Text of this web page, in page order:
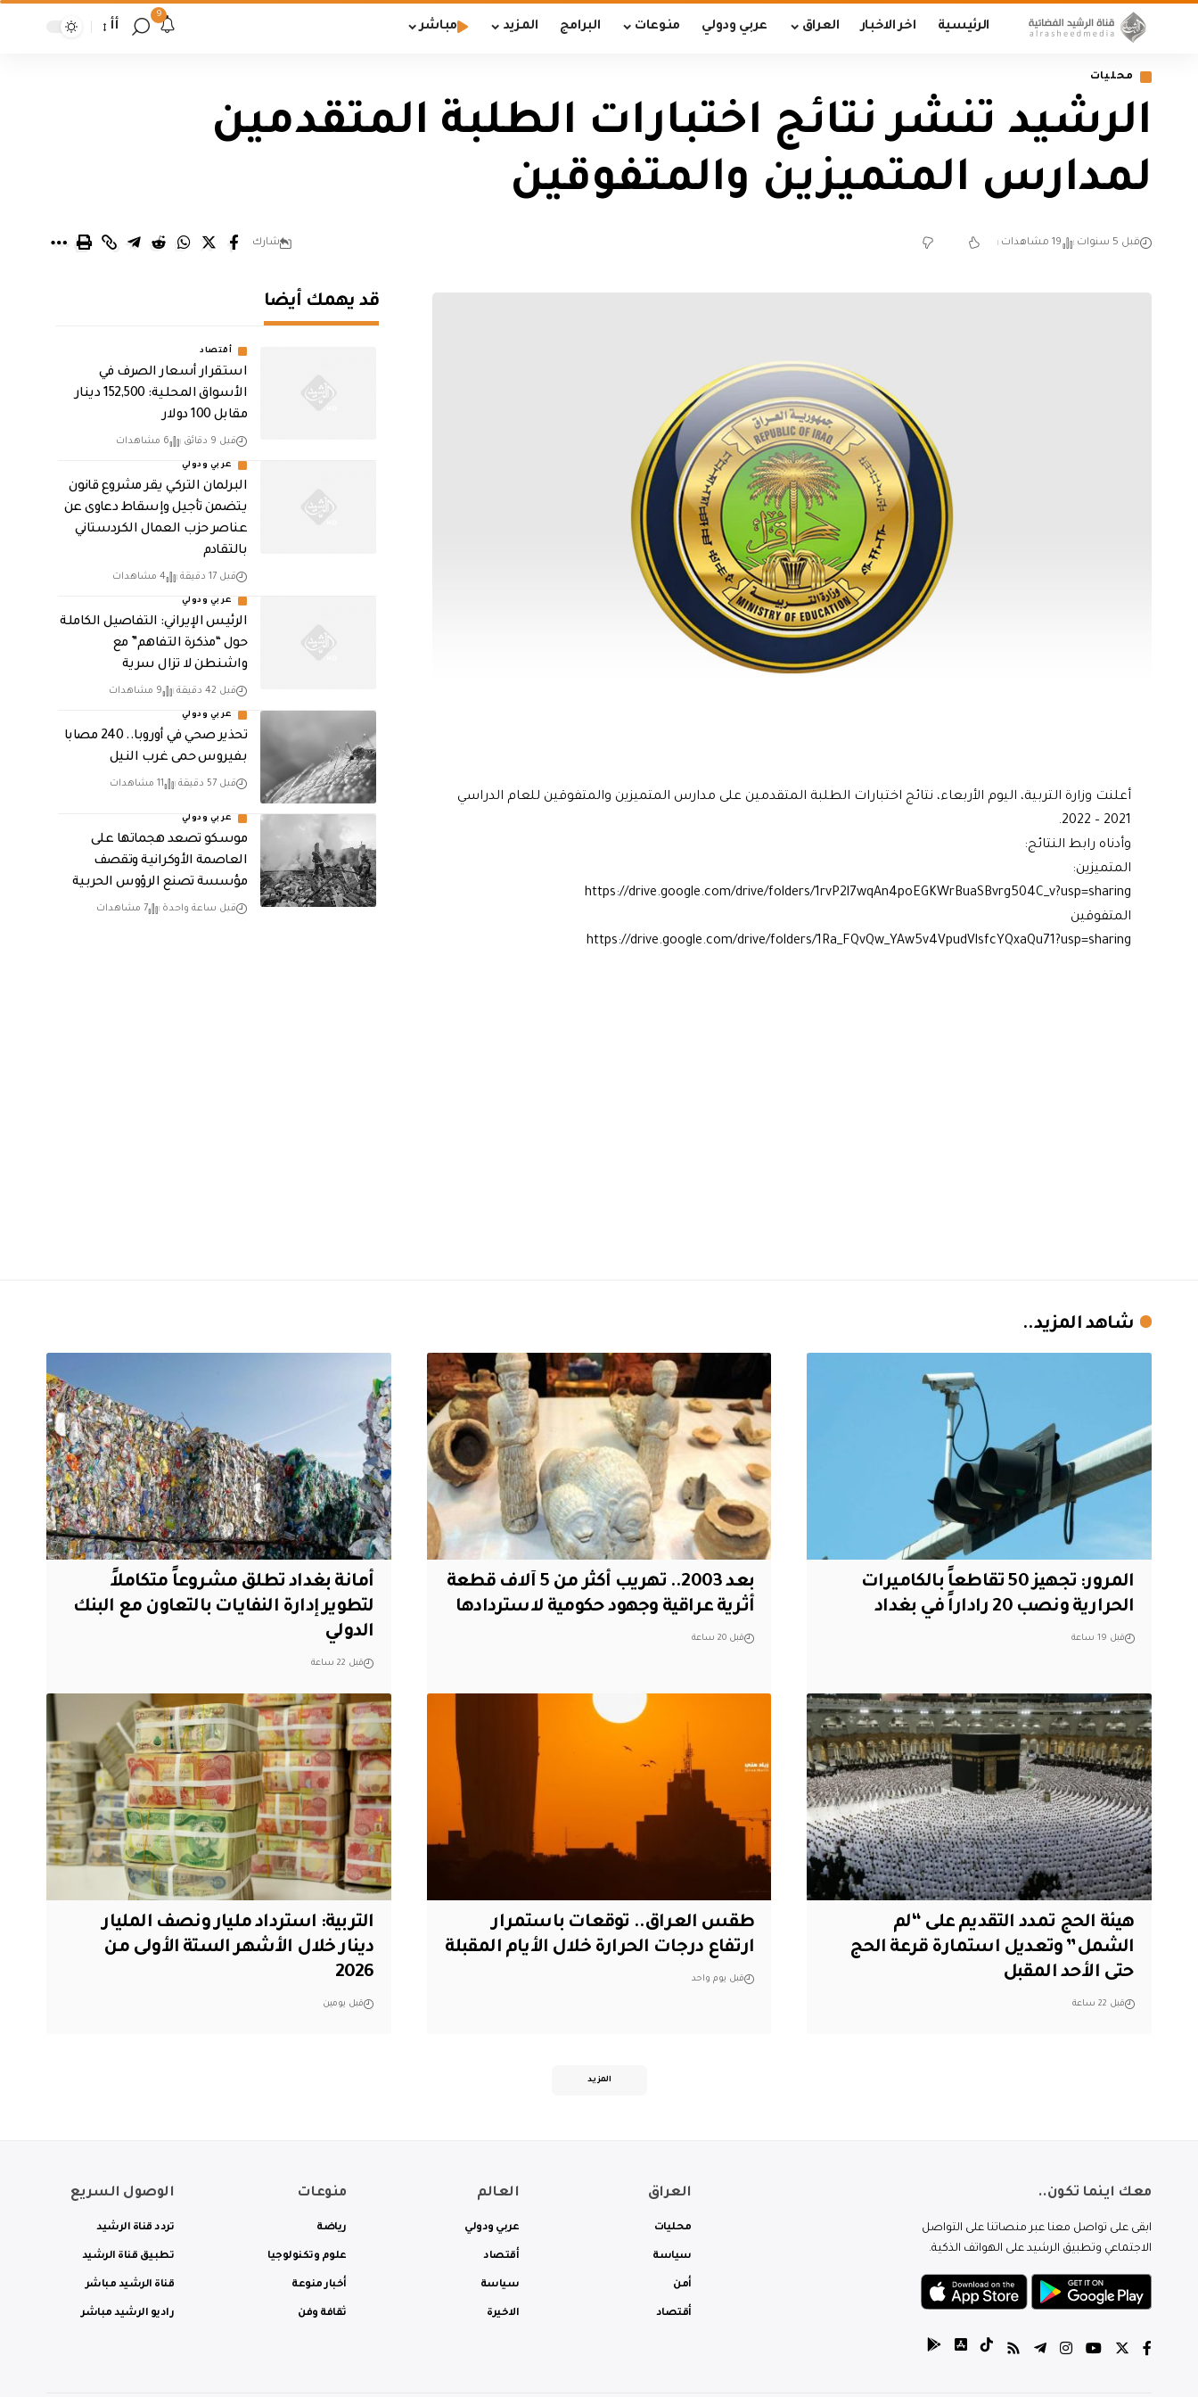
الرئيسية اخر الاخبار العراق عربي ودولي منوعات البرامج المزيد مباشر
9
أأ
محليات
الرشيد تنشر نتائج اختبارات الطلبة المتقدمين
لمدارس المتميزين والمتفوقين
قبل 5 سنوات 19 مشاهدات شارك
أعلنت وزارة التربية، اليوم الأربعاء، نتائج اختبارات الطلبة المتقدمين على مدارس المتميزين والمتفوقين للعام الدراسي
2021 – 2022.
وأدناه رابط النتائج:
المتميزين:
https://drive.google.com/drive/folders/1rvP2l7wqAn4poEGKWrBuaSBvrg504C_v?usp=sharing
المتفوقين
https://drive.google.com/drive/folders/1Ra_FQvQw_YAw5v4VpudVlsfcYQxaQu71?usp=sharing
قد يهمك أيضا
أقتصاد
استقرار أسعار الصرف في
الأسواق المحلية: 152,500 دينار
مقابل 100 دولار
قبل 9 دقائق 6 مشاهدات
عربي ودولي
البرلمان التركي يقر مشروع قانون
يتضمن تأجيل وإسقاط دعاوى عن
عناصر حزب العمال الكردستاني
بالتقادم
قبل 17 دقيقة 4 مشاهدات
عربي ودولي
الرئيس الإيراني: التفاصيل الكاملة
حول “مذكرة التفاهم” مع
واشنطن لا تزال سرية
قبل 42 دقيقة 9 مشاهدات
عربي ودولي
تحذير صحي في أوروبا.. 240 مصابا
بفيروس حمى غرب النيل
قبل 57 دقيقة 11 مشاهدات
عربي ودولي
موسكو تصعد هجماتها على
العاصمة الأوكرانية وتقصف
مؤسسة تصنع الرؤوس الحربية
قبل ساعة واحدة 7 مشاهدات
شاهد المزيد..
المرور: تجهيز 50 تقاطعاً بالكاميرات
الحرارية ونصب 20 راداراً في بغداد
قبل 19 ساعة
بعد 2003.. تهريب أكثر من 5 آلاف قطعة
أثرية عراقية وجهود حكومية لاستردادها
قبل 20 ساعة
أمانة بغداد تطلق مشروعاً متكاملاً
لتطوير إدارة النفايات بالتعاون مع البنك
الدولي
قبل 22 ساعة
هيئة الحج تمدد التقديم على “لم
الشمل” وتعديل استمارة قرعة الحج
حتى الأحد المقبل
قبل 22 ساعة
طقس العراق.. توقعات باستمرار
ارتفاع درجات الحرارة خلال الأيام المقبلة
قبل يوم واحد
التربية: استرداد مليار ونصف المليار
دينار خلال الأشهر الستة الأولى من
2026
قبل يومين
المزيد
معك اينما تكون..
ابقى على تواصل معنا عبر منصاتنا على التواصل
الاجتماعي وتطبيق الرشيد على الهواتف الذكية.
العراق
محليات
سياسة
أمن
أقتصاد
العالم
عربي ودولي
أقتصاد
سياسة
الاخيرة
منوعات
رياضة
علوم وتكنولوجيا
أخبار منوعة
ثقافة وفن
الوصول السريع
تردد قناة الرشيد
تطبيق قناة الرشيد
قناة الرشيد مباشر
راديو الرشيد مباشر